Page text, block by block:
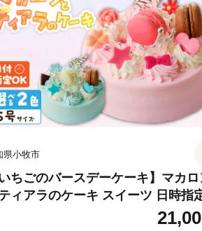
県小牧市
いちごのバースデーケーキ】マカロ
ィアラのケーキ スイーツ 日時指
ザート 洋菓子 お取り寄せ 愛知県